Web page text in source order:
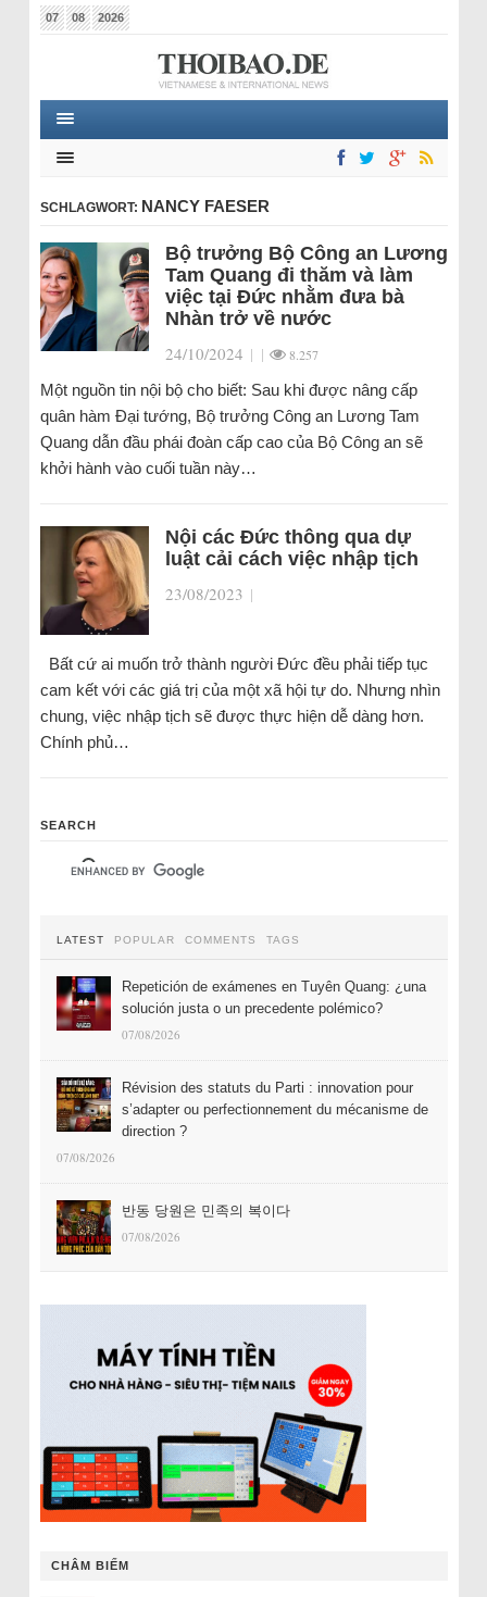
07 08 2026
SCHLAGWORT: NANCY FAESER
Bộ trưởng Bộ Công an Lương
Tam Quang đi thăm và làm
việc tại Đức nhằm đưa bà
Nhàn trở về nước
24/10/2024 | | 8.257
Một nguồn tin nội bộ cho biết: Sau khi được nâng cấp
quân hàm Đại tướng, Bộ trưởng Công an Lương Tam
Quang dẫn đầu phái đoàn cấp cao của Bộ Công an sẽ
khởi hành vào cuối tuần này…
Nội các Đức thông qua dự
luật cải cách việc nhập tịch
23/08/2023 |
Bất cứ ai muốn trở thành người Đức đều phải tiếp tục
cam kết với các giá trị của một xã hội tự do. Nhưng nhìn
chung, việc nhập tịch sẽ được thực hiện dễ dàng hơn.
Chính phủ…
SEARCH
LATEST POPULAR COMMENTS TAGS
Repetición de exámenes en Tuyên Quang: ¿una
solución justa o un precedente polémico?
07/08/2026
Révision des statuts du Parti : innovation pour
s’adapter ou perfectionnement du mécanisme de
direction ?
07/08/2026
반동 당원은 민족의 복이다
07/08/2026
CHÂM BIẾM